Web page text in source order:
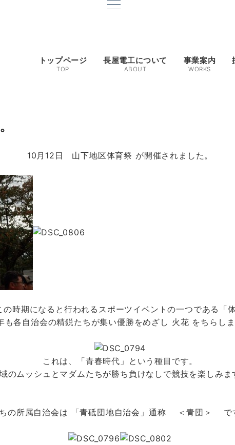
トップページ
TOP
長屋電工について
ABOUT
事業案内
WORKS
10月12日 山下地区体育祭 が開催されました。
の時期になると行われるスポーツイベントの一つである「体
も各自治会の精鋭たちが集い優勝をめざし 火花 をちらしま
これは、「青春時代」という種目です。
のムッシュとマダムたちが勝ち負けなしで競技を楽しみま
の所属自治会は 「青砥団地自治会」通称 ＜青団＞ で